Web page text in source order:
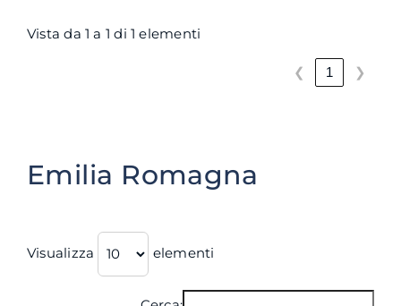
Vista da 1 a 1 di 1 elementi
❮ 1 ❯
Emilia Romagna
Visualizza elementi